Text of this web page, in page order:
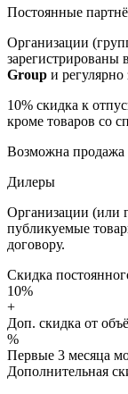
Постоянные
Организации
зарегистрированы
Group и
10% скидка к
кроме товаров со
Возможна продажа
Дилеры
Организации (или
публикуемые
договору.
Скидка
10%
+
Доп. скидка от
%
Первые 3 месяца
Дополнительная